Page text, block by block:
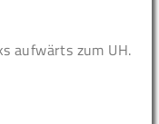
aufwärts zum UH.